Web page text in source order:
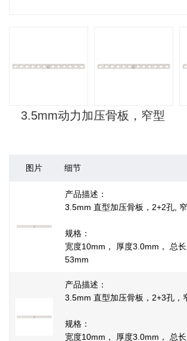
3.5mm动力加压骨板，窄型
图片 细节
产品描述：
3.5mm 直型加压骨板，2+2孔,
规格：
宽度10mm， 厚度3.0mm， 总长
53mm
产品描述：
3.5mm 直型加压骨板，2+3孔，
规格：
宽度10mm， 厚度3.0mm， 总长